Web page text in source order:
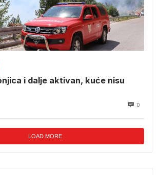
i dalje aktivan, kuće nisu
0
LOAD MORE